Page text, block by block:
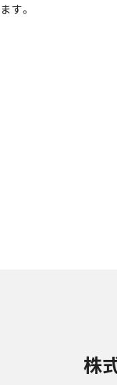
す。
株